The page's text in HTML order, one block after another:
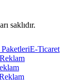
saklıdır.
E-Ticaret